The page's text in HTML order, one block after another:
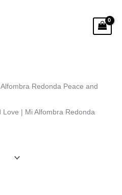
Redonda Peace and
| Mi Alfombra Redonda